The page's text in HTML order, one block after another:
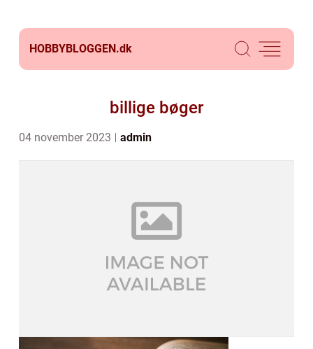
HOBBYBLOGGEN.dk
billige bøger
04 november 2023 admin